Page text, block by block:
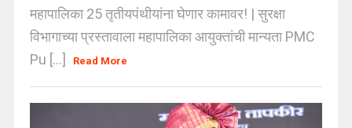
महापालिका 25 तृतीयपंथीयांना घेणार कामावर! | सुरक्षा
विभागाच्या प्रस्तावाला महापालिका आयुक्तांची मान्यता PMC
Pu [...]
Read More